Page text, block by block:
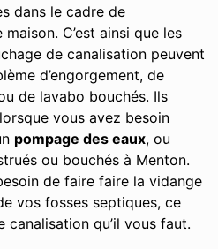
dans le cadre de
C’est ainsi que les
de canalisation peuvent
d’engorgement, de
de lavabo bouchés. Ils
vous avez besoin
pompage des eaux, ou
ou bouchés à Menton.
de faire faire la vidange
vos fosses septiques, ce
canalisation qu’il vous faut.